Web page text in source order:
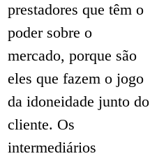
prestadores que têm o
poder sobre o
mercado, porque são
eles que fazem o jogo
da idoneidade junto do
cliente. Os
intermediários